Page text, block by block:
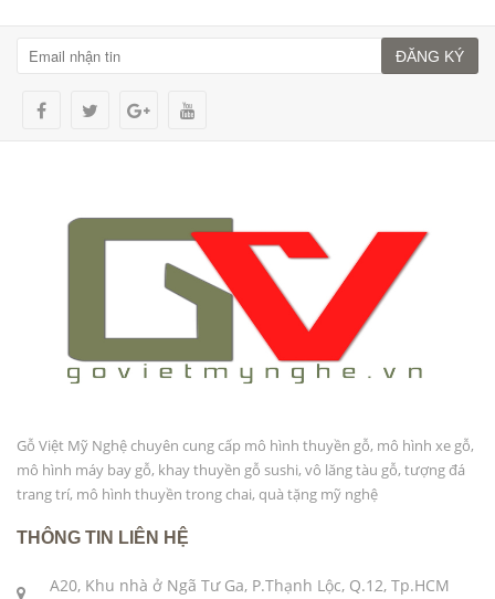
ĐĂNG KÝ
Gỗ Việt Mỹ Nghệ chuyên cung cấp mô hình thuyền gỗ, mô hình xe gỗ,
mô hình máy bay gỗ, khay thuyền gỗ sushi, vô lăng tàu gỗ, tượng đá
trang trí, mô hình thuyền trong chai, quà tặng mỹ nghệ
THÔNG TIN LIÊN HỆ
A20, Khu nhà ở Ngã Tư Ga, P.Thạnh Lộc, Q.12, Tp.HCM